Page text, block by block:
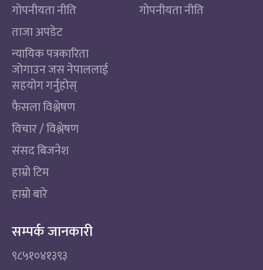
गोपनीयता नीति
ताजा अपडेट
न्यायिक पत्रकारिता
जोगाउन जस नेपाललाई
सहयोग गर्नुहोस्
फैसला विश्लेषण
विचार / विश्लेषण
संसद बिजनेश
हाम्रो टिम
हाम्रो बारे
गोपनीयता नीति
सम्पर्क जानकारी
९८५१०४१३९३